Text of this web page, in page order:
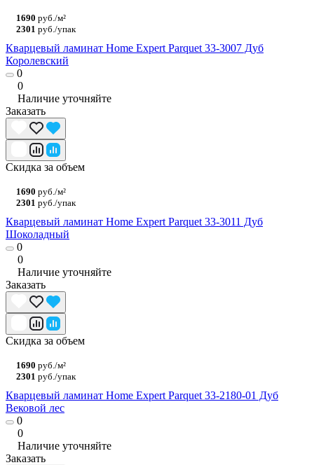
1690 руб./м²
2301 руб./упак
Кварцевый ламинат Home Expert Parquet 33-3007 Дуб
Королевский
0
0
Наличие уточняйте
Заказать
Скидка за объем
1690 руб./м²
2301 руб./упак
Кварцевый ламинат Home Expert Parquet 33-3011 Дуб
Шоколадный
0
0
Наличие уточняйте
Заказать
Скидка за объем
1690 руб./м²
2301 руб./упак
Кварцевый ламинат Home Expert Parquet 33-2180-01 Дуб
Вековой лес
0
0
Наличие уточняйте
Заказать